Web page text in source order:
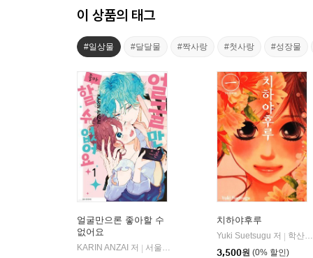
이 상품의 태그
#일상물 #달달물 #짝사랑 #첫사랑 #성장물
얼굴만으론 좋아할 수
없어요
KARIN ANZAI 저
서울미디어코믹스
치하야후루
Yuki Suetsugu 저
학산문화사
3,500원 (0% 할인)